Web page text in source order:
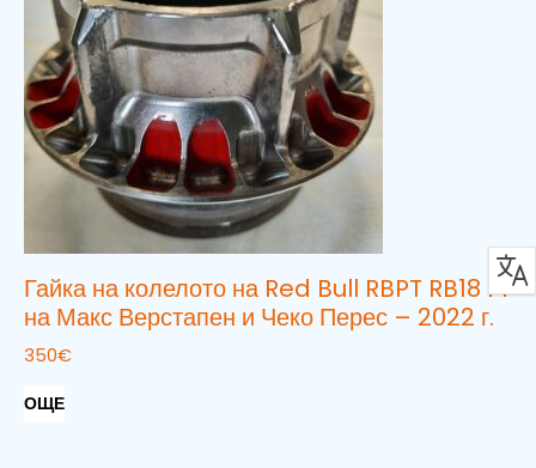
Гайка на колелото на Red Bull RBPT RB18 F1
на Макс Верстапен и Чеко Перес – 2022 г.
350€
ОЩЕ